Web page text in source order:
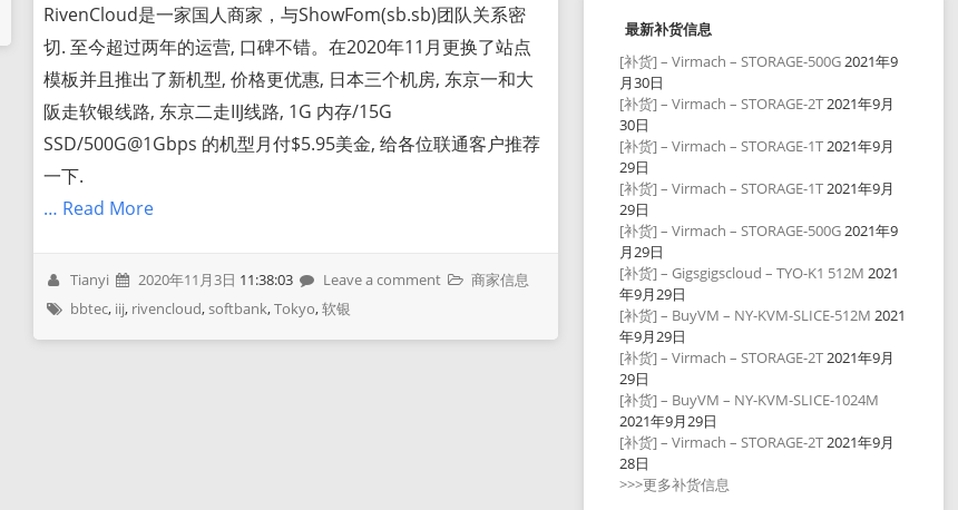
RivenCloud是一家国人商家，与ShowFom(sb.sb)团队关系密
切. 至今超过两年的运营, 口碑不错。在2020年11月更换了站点
模板并且推出了新机型, 价格更优惠, 日本三个机房, 东京一和大
阪走软银线路, 东京二走IIJ线路, 1G 内存/15G
SSD/500G@1Gbps 的机型月付$5.95美金, 给各位联通客户推荐
一下.
… Read More
Tianyi 2020年11月3日 11:38:03 Leave a comment
商家信息
bbtec, iij, rivencloud,softbank,Tokyo,软银
最新补货信息
[补货] – Virmach – STORAGE-500G2021年9
月30日
[补货] – Virmach – STORAGE-2T2021年9月
30日
[补货] – Virmach – STORAGE-1T2021年9月
29日
[补货] – Virmach – STORAGE-1T2021年9月
29日
[补货] – Virmach – STORAGE-500G2021年9
月29日
[补货] – Gigsgigscloud – TYO-K1 512M 2021
年9月29日
[补货] – BuyVM – NY-KVM-SLICE-512M 2021
年9月29日
[补货] – Virmach – STORAGE-2T2021年9月
29日
[补货] – BuyVM – NY-KVM-SLICE-1024M
2021年9月29日
[补货] – Virmach – STORAGE-2T2021年9月
28日
>>>更多补货信息